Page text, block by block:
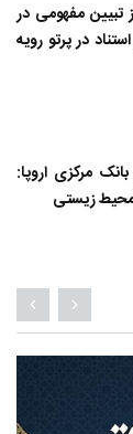
تبیین مفهومی در
در پرتو رویه
مرکزی اروپا:
زیستی